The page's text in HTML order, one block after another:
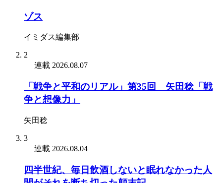
ゾス
イミダス編集部
2
連載 2026.08.07
「戦争と平和のリアル」第35回 矢田稔「戦
争と想像力」
矢田稔
3
連載 2026.08.04
四半世紀、毎日飲酒しないと眠れなかった人